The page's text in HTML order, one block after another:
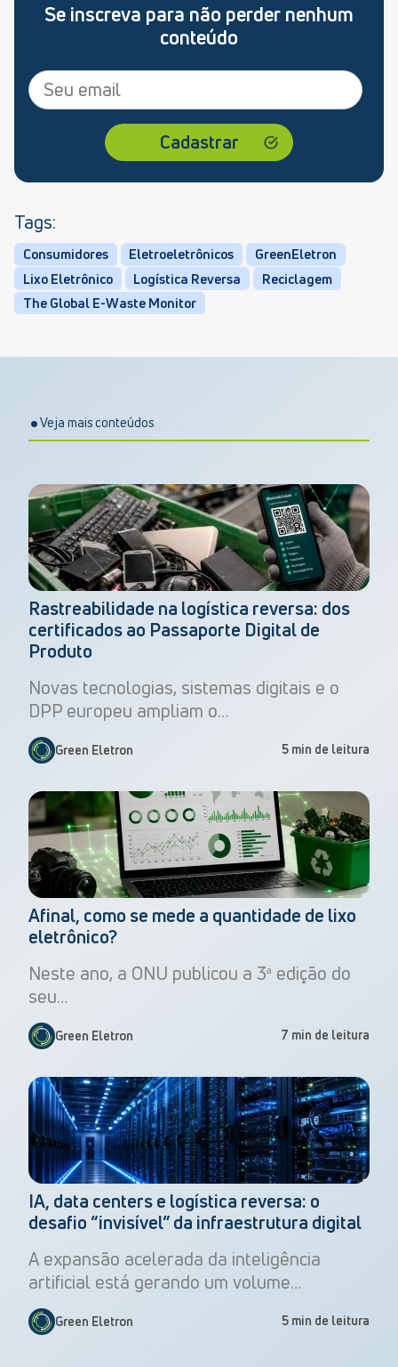
Se inscreva para não perder nenhum
conteúdo
Tags:
Consumidores Eletroeletrônicos
GreenEletron
Lixo Eletrônico
Logística Reversa
Reciclagem
The Global E-Waste Monitor
Veja mais conteúdos
Rastreabilidade na logística reversa: dos
certificados ao Passaporte Digital de
Produto
Novas tecnologias, sistemas digitais e o
DPP europeu ampliam o…
Green Eletron 5 min de leitura
Afinal, como se mede a quantidade de lixo
eletrônico?
Neste ano, a ONU publicou a 3ª edição do
seu…
Green Eletron 7 min de leitura
IA, data centers e logística reversa: o
desafio “invisível” da infraestrutura digital
A expansão acelerada da inteligência
artificial está gerando um volume…
Green Eletron 5 min de leitura